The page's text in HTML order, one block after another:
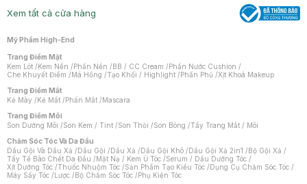
Xem tất cả cửa hàng
Mỹ Phẩm High-End
Trang Điểm Mặt
Kem Lót /Kem Nền /Phấn Nền /BB / CC Cream /Phấn Nước Cushion /
Che Khuyết Điểm /Má Hồng /Tạo Khối / Highlight /Phấn Phủ /Xịt Khoá Makeup
Trang Điểm Mắt
Kẻ Mày /Kẻ Mắt /Phấn Mắt /Mascara
Trang Điểm Môi
Son Dưỡng Môi /Son Kem / Tint /Son Thỏi /Son Bóng /Tẩy Trang Mắt / Môi
Chăm Sóc Tóc Và Da Đầu
Dầu Gội Và Dầu Xả /Dầu Gội /Dầu Xả /Dầu Gội Khô /Dầu Gội Xả 2in1 /Bộ Gội Xả /
Tẩy Tế Bào Chết Da Đầu /Mặt Nạ / Kem Ủ Tóc /Serum / Dầu Dưỡng Tóc /
Xịt Dưỡng Tóc /Thuốc Nhuộm Tóc /Sản Phẩm Tạo Kiểu Tóc /Dụng Cụ Chăm Sóc Tóc /
Máy Sấy Tóc /Lược /Bộ Chăm Sóc Tóc /Phụ Kiện Tóc